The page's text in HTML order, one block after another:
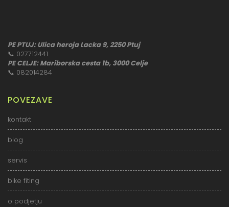
PE PTUJ: Ulica heroja Lacka 9, 2250 Ptuj
📞 027712441
PE CELJE: Mariborska cesta 1b, 3000 Celje
📞 082014284
POVEZAVE
kontakt
blog
servis
bike fiting
o podjetju